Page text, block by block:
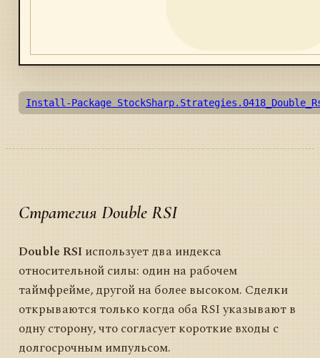
Install-Package
Стратегия Double RSI
Double RSIиспользует два индекса
относительной силы: один на рабочем
таймфрейме, другой на более высоком. Сделки
открываются только когда оба RSI указывают в
одну сторону, что согласует короткие входы с
долгосрочным импульсом.